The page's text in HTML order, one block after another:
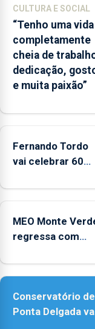
época
balnear
CULTURA E SOCIAL
“Tenho uma vida
completamente
cheia de
dedicação,
e muita paixão”
Fernando Tordo
vai celebrar 60
no Coliseu
MEO Monte
regressa com
acessibilidade
Conservatório de
Ponta Delgada